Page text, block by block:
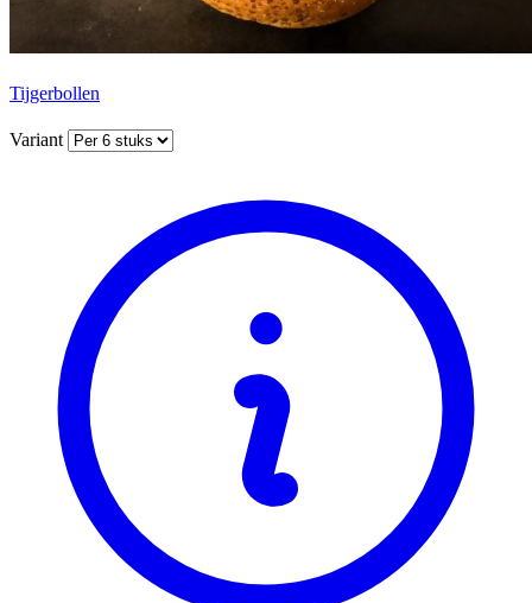
Tijgerbollen
Variant